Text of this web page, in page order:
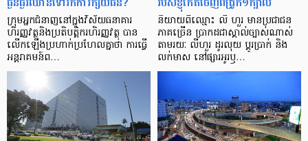
ក្រុម​អ្នក​ជំនាញ​នៅ​ក្នុង​វិស័យ​ធនាគារ
ហិរញ្ញវត្ថុ​និង​ប្រតិបត្តិករ​ហិរញ្ញ​វត្ថុ បាន​​
លើក​ឡើង​ប្រហាក់​ប្រហែល​គ្នា​ថា ការ​ធ្វើ​
អន្តរាគមន៍​ព…
និយាយ​ពី​ឈ្មោះ លី ហួរ មាន​ប្រជាជន​
ភាគ​ច្រើន ប្រាកដ​ជា​ស្គាល់​ច្បាស់​ណាស់
តាមរយៈ លីហួរ ដូរ​លុយ ប្តូរ​បា្រក់ និង​
លក់​មាស នៅ​ផ្សារ​អូរ​ឫ…